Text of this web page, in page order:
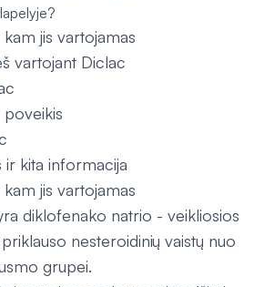
jis vartojamas
vartojant Diclac
poveikis
ir kita informacija
jis vartojamas
diklofenako natrio - veikliosios
nesteroidinių vaistų nuo
grupei.